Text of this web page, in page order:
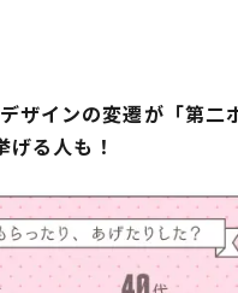
ザインの変遷が「第
る人も！